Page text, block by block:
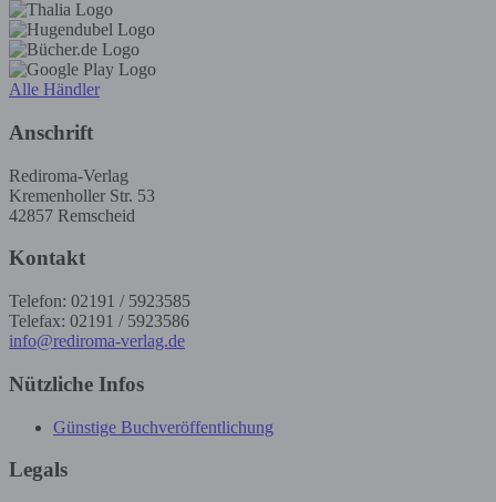
Alle Händler
Anschrift
Rediroma-Verlag
Kremenholler Str. 53
42857 Remscheid
Kontakt
Telefon: 02191 / 5923585
Telefax: 02191 / 5923586
info@rediroma-verlag.de
Nützliche Infos
Günstige Buchveröffentlichung
Legals